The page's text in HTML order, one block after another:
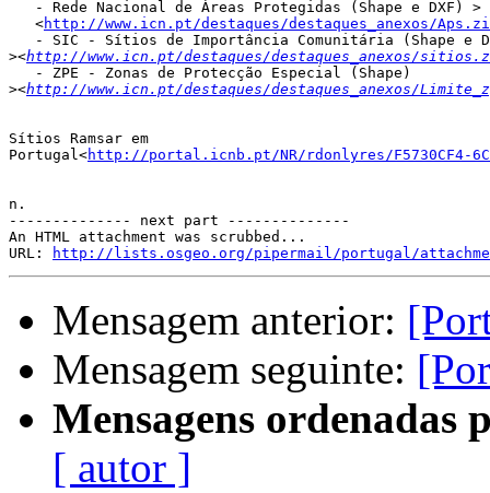
   - Rede Nacional de Áreas Protegidas (Shape e DXF) >
   <
http://www.icn.pt/destaques/destaques_anexos/
- SIC - Sítios de Importância Comunitária (Shape e
><http://www.icn.pt/destaques/destaques_anexos/
   - ZPE - Zonas de Protecção Especial (Shape)
><http://www.icn.pt/destaques/destaques_anexos/
Sítios Ramsar em
Portugal<http://portal.icnb.pt/NR/rdonlyres/F5730CF4-
n.
-------------- next part --------------
An HTML attachment was scrubbed...
URL:
http://lists.osgeo.org/pipermail/portugal/
Mensagem anterior:
Mensagem seguinte:
Mensagens ordenadas
[ autor ]